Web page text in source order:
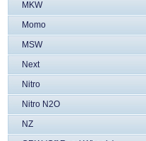
MKW
Momo
MSW
Next
Nitro
Nitro N2O
NZ